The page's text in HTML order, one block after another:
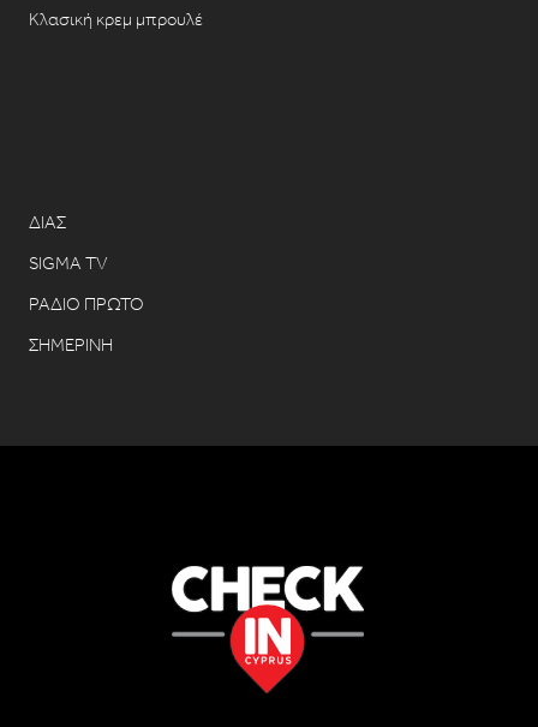
Κλασική κρεμ μπρουλέ
ΔΙΑΣ
SIGMA TV
ΡΑΔΙΟ ΠΡΩΤΟ
ΣΗΜΕΡΙΝΗ